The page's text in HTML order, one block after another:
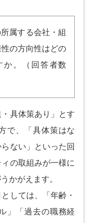
属する会社・組
の方向性はどの
か。（回答者数
具体策あり」とす
で、「具体策はな
ない」といった回
の取組みが一様に
かがえます。
しては、「年齢・
」「過去の職務経